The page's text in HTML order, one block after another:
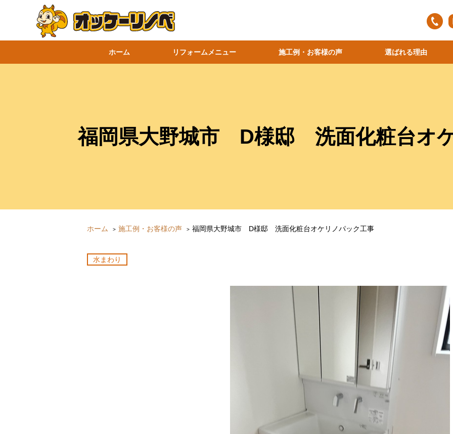
ホーム リフォームメニュー 施工例・お客様の声 選ばれる理由
福岡県大野城市 D様邸 洗面化粧台オ
ホーム 施工例・お客様の声 福岡県大野城市 D様邸 洗面化粧台オケリノパック工事
水まわり